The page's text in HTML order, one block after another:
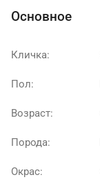
Основное
Кличка:
Пол:
Возраст:
Порода:
Окрас: